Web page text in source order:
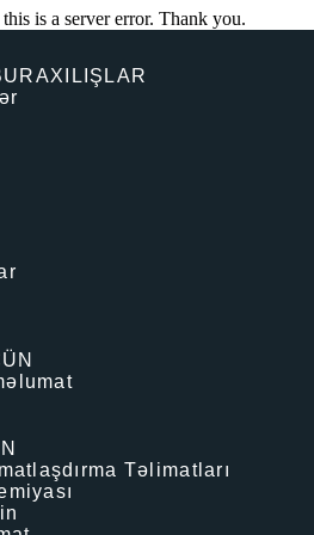
is a server error. Thank you.
Təlimatları